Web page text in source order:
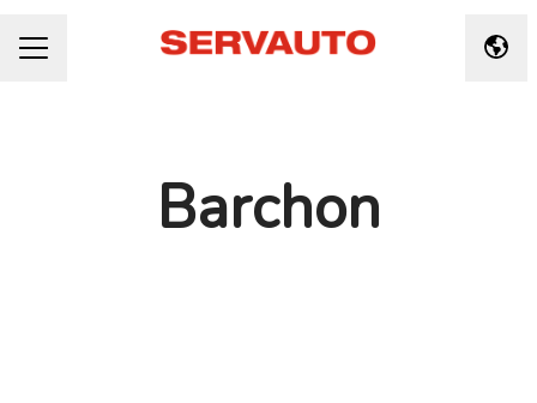
CARRIÈREMENU Taal
Barchon